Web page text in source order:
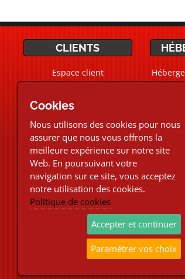
CLIENTS
Espace client
Devis personnalisé
02.30.96.48.87
Téléphone et Live chat
du Lundi au Vendredi
9h-12h30/13h30-18h
Support ticket email 24/24h
Cookies
Nous utilisons des cookies pour nous
assurer que nous vous offrons la
meilleure expérience sur notre site
Web. En poursuivant votre
navigation sur ce site, vous acceptez
notre utilisation des cookies.
Politique de cookies
Accepter et continuer
Paramétrer vos choix